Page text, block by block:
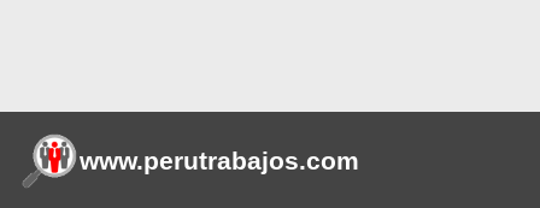
www.perutrabajos.com